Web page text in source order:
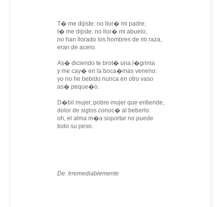
T� me dijiste: no llor� mi padre;
t� me dijiste: no llor� mi abuelo;
no han llorado los hombres de mi raza,
eran de acero.
As� diciendo te brot� una l�grima
y me cay� en la boca�mas veneno:
yo no he bebido nunca en otro vaso
as� peque�o.
D�bil mujer, pobre mujer que entiende,
dolor de siglos conoc� al beberlo:
oh, el alma m�a soportar no puede
todo su peso.
De: Irremediablemente